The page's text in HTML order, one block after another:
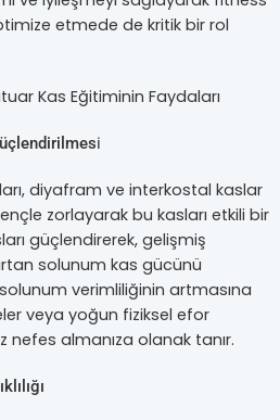
etmede de kritik bir rol
Kas Eğitiminin Faydaları
i
diyafram ve interkostal kaslar
zorlayarak bu kasları etkili bir
güçlendirerek, gelişmiş
solunum kas gücünü
verimliliğinin artmasına
veya yoğun fiziksel efor
nefes almanıza olanak tanır.